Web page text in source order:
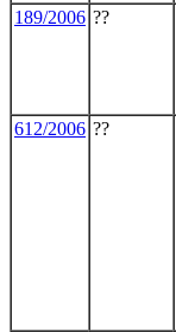
189/2006 ??
612/2006 ??